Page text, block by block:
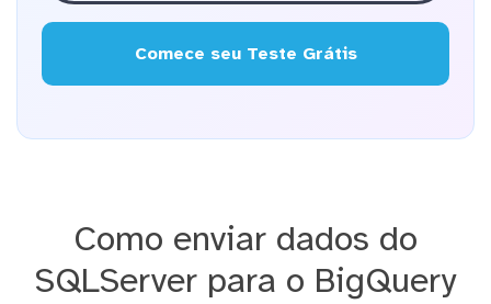
Comece seu Teste Grátis
Como enviar dados do
SQLServer para o BigQuery